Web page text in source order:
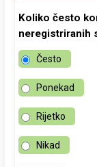
Koliko često
neregistriranih
Često
Ponekad
Rijetko
Nikad